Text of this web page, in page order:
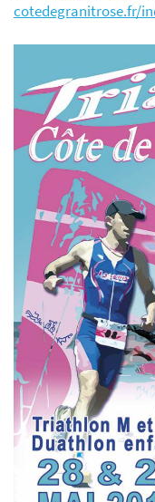
cotedegranitrose.fr/